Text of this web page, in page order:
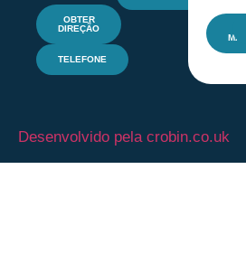
OBTER
DIREÇÃO
TELEFONE
MAIL
Desenvolvido pela crobin.co.uk